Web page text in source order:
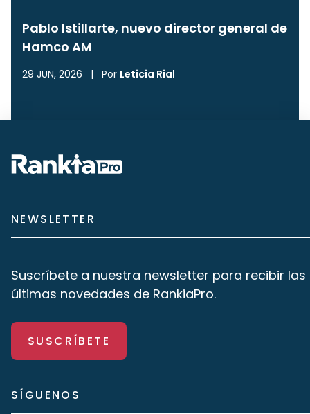
Pablo Istillarte, nuevo director general de
Hamco AM
29 JUN, 2026 | Por Leticia Rial
NEWSLETTER
Suscríbete a nuestra newsletter para recibir las
últimas novedades de RankiaPro.
SUSCRÍBETE
SÍGUENOS